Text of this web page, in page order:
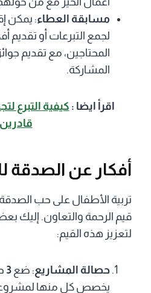
مسابقة العطاء: يمكن
لجمع التبرعات أو تقديم
المحتاجين، مع تقديم
المشاركة.
اقرأ ايضا : كيفية التبرع
قادرين
أفكار عن الصدقة
تربية الأطفال على حب
قيم الرحمة والتعاون. إليك
لتعزيز هذه القيم:
حصالة المشاريع: ضع 3
يخصص كل منها